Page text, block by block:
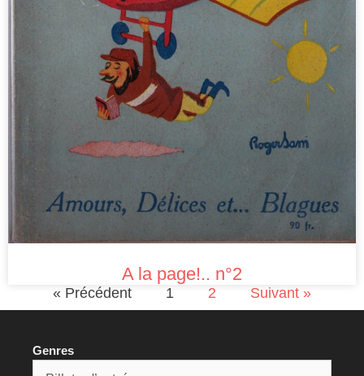
A la page!.. n°2
« Précédent 1 2 Suivant »
Genres